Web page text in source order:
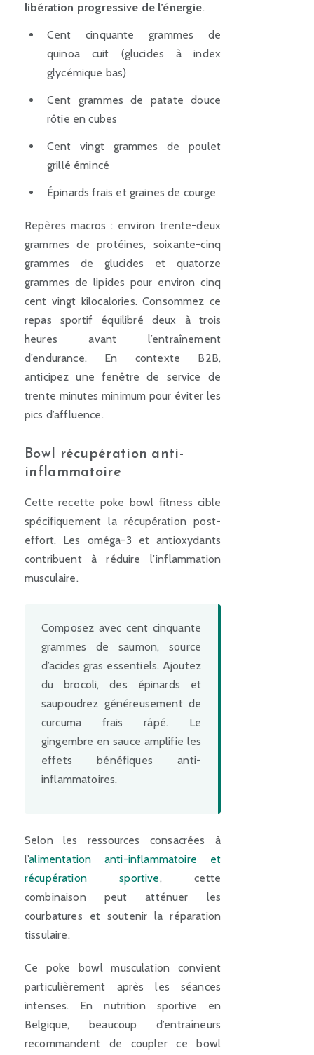
libération progressive de l’énergie.
Cent cinquante grammes de
quinoa cuit (glucides à index
glycémique bas)
Cent grammes de patate douce
rôtie en cubes
Cent vingt grammes de poulet
grillé émincé
Épinards frais et graines de courge
Repères macros : environ trente-deux
grammes de protéines, soixante-cinq
grammes de glucides et quatorze
grammes de lipides pour environ cinq
cent vingt kilocalories. Consommez ce
repas sportif équilibré deux à trois
heures avant l’entraînement
d’endurance. En contexte B2B,
anticipez une fenêtre de service de
trente minutes minimum pour éviter les
pics d’affluence.
Bowl récupération anti-
inflammatoire
Cette recette poke bowl fitness cible
spécifiquement la récupération post-
effort. Les oméga-3 et antioxydants
contribuent à réduire l’inflammation
musculaire.
Composez avec cent cinquante
grammes de saumon, source
d’acides gras essentiels. Ajoutez
du brocoli, des épinards et
saupoudrez généreusement de
curcuma frais râpé. Le
gingembre en sauce amplifie les
effets bénéfiques anti-
inflammatoires.
Selon les ressources consacrées à
l’alimentation anti-inflammatoire et
récupération sportive, cette
combinaison peut atténuer les
courbatures et soutenir la réparation
tissulaire.
Ce poke bowl musculation convient
particulièrement après les séances
intenses. En nutrition sportive en
Belgique, beaucoup d’entraîneurs
recommandent de coupler ce bowl